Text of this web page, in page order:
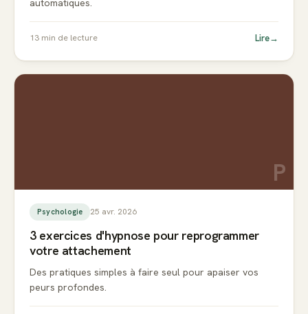
automatiques.
13 min de lecture Lire→
P
Psychologie 25 avr. 2026
3 exercices d'hypnose pour reprogrammer
votre attachement
Des pratiques simples à faire seul pour apaiser vos
peurs profondes.